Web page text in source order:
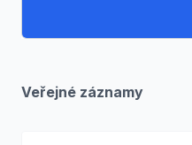
Veřejné záznamy